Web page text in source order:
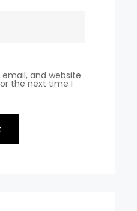
and website
the next time I